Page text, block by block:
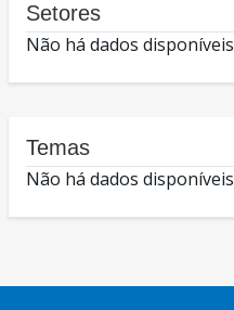
Setores
Não há dados disponíveis
Temas
Não há dados disponíveis